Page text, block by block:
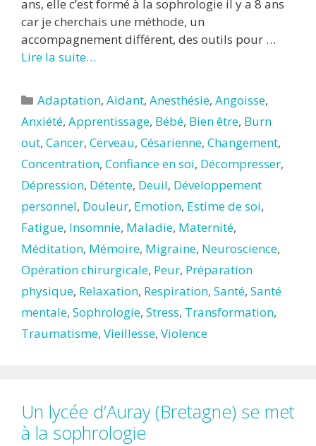
ans, elle c’est formé à la sophrologie il y a 8 ans
car je cherchais une méthode, un
accompagnement différent, des outils pour …
Lire la suite…
Catégories
Adaptation,Aidant,Anesthésie,Angoisse,
Anxiété, Apprentissage, Bébé, Bien être, Burn
out, Cancer, Cerveau, Césarienne, Changement,
Concentration, Confiance en soi, Décompresser,
Dépression, Détente, Deuil, Développement
personnel, Douleur, Emotion, Estime de soi,
Fatigue, Insomnie, Maladie, Maternité,
Méditation, Mémoire, Migraine, Neuroscience,
Opération chirurgicale, Peur, Préparation
physique, Relaxation, Respiration, Santé, Santé
mentale, Sophrologie, Stress, Transformation,
Traumatisme, Vieillesse, Violence
Un lycée d’Auray (Bretagne) se met
à la sophrologie